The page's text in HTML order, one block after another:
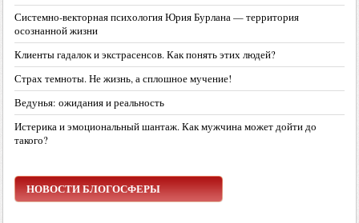
Системно-векторная психология Юрия Бурлана — территория
осознанной жизни
Клиенты гадалок и экстрасенсов. Как понять этих людей?
Страх темноты. Не жизнь, а сплошное мучение!
Ведунья: ожидания и реальность
Истерика и эмоциональный шантаж. Как мужчина может дойти до
такого?
НОВОСТИ БЛОГОСФЕРЫ